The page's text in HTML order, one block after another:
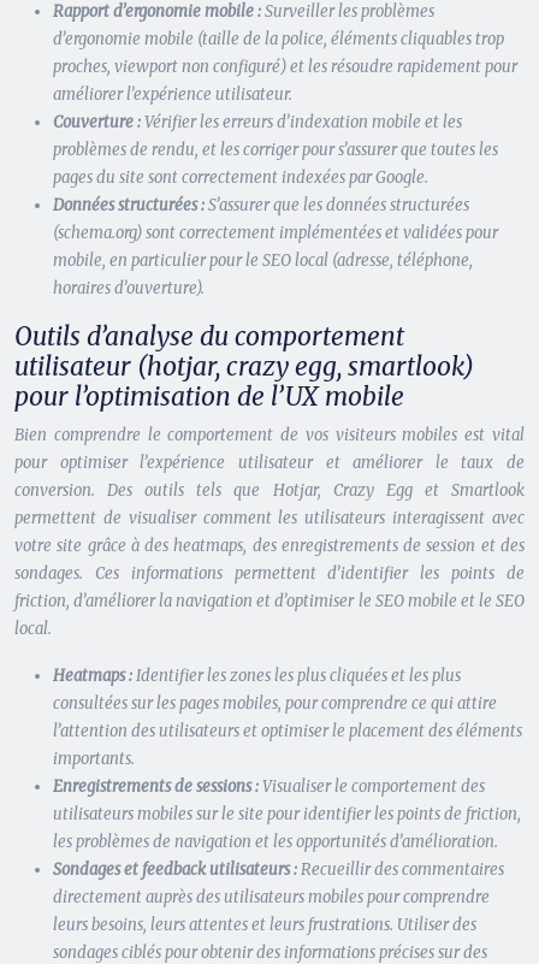
Rapport d’ergonomie mobile :Surveiller les problèmes
d’ergonomie mobile (taille de la police, éléments cliquables trop
proches, viewport non configuré) et les résoudre rapidement pour
améliorer l’expérience utilisateur.
Couverture :Vérifier les erreurs d’indexation mobile et les
problèmes de rendu, et les corriger pour s’assurer que toutes les
pages du site sont correctement indexées par Google.
Données structurées :S’assurer que les données structurées
(schema.org) sont correctement implémentées et validées pour
mobile, en particulier pour le SEO local (adresse, téléphone,
horaires d’ouverture).
Outils d’analyse du comportement
utilisateur (hotjar, crazy egg, smartlook)
pour l’optimisation de l’UX mobile
Bien comprendre le comportement de vos visiteurs mobiles est vital
pour optimiser l’expérience utilisateur et améliorer le taux de
conversion. Des outils tels que Hotjar, Crazy Egg et Smartlook
permettent de visualiser comment les utilisateurs interagissent avec
votre site grâce à des heatmaps, des enregistrements de session et des
sondages. Ces informations permettent d’identifier les points de
friction, d’améliorer la navigation et d’optimiser le SEO mobile et le SEO
local.
Heatmaps :Identifier les zones les plus cliquées et les plus
consultées sur les pages mobiles, pour comprendre ce qui attire
l’attention des utilisateurs et optimiser le placement des éléments
importants.
Enregistrements de sessions :Visualiser le comportement des
utilisateurs mobiles sur le site pour identifier les points de friction,
les problèmes de navigation et les opportunités d’amélioration.
Sondages et feedback utilisateurs :Recueillir des commentaires
directement auprès des utilisateurs mobiles pour comprendre
leurs besoins, leurs attentes et leurs frustrations. Utiliser des
sondages ciblés pour obtenir des informations précises sur des